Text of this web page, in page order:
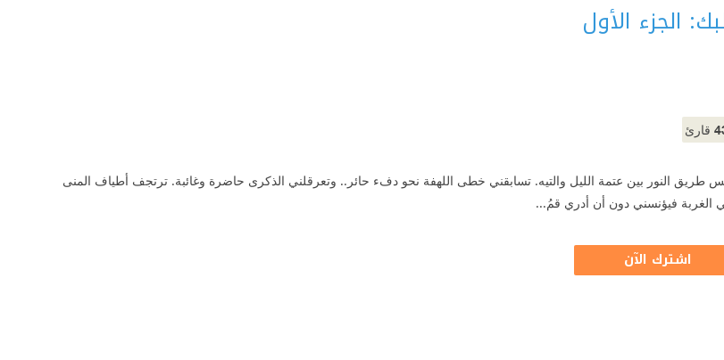
الجزء الأول
قارئ
النور بين عتمة الليل والتيه. تسابقني خطى اللهفة نحو دفء حائر.. وتعرقلني الذكرى حاضرة وغائبة. ترتجف أطياف المنى
الغربة فيؤنسني دون أن أدري قمُ...
اشترك الآن